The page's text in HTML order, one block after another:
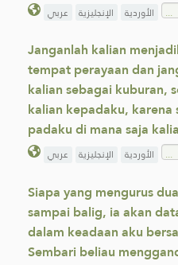
عربي الإنجليزية الأوردية
Janganlah kalian
tempat perayaan dan
kalian sebagai kuburan,
kalian kepadaku, karena
padaku di mana saja
عربي الإنجليزية الأوردية
Siapa yang mengurus
sampai balig, ia akan
dalam keadaan aku
Sembari beliau